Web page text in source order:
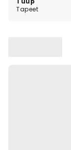
Tapeet